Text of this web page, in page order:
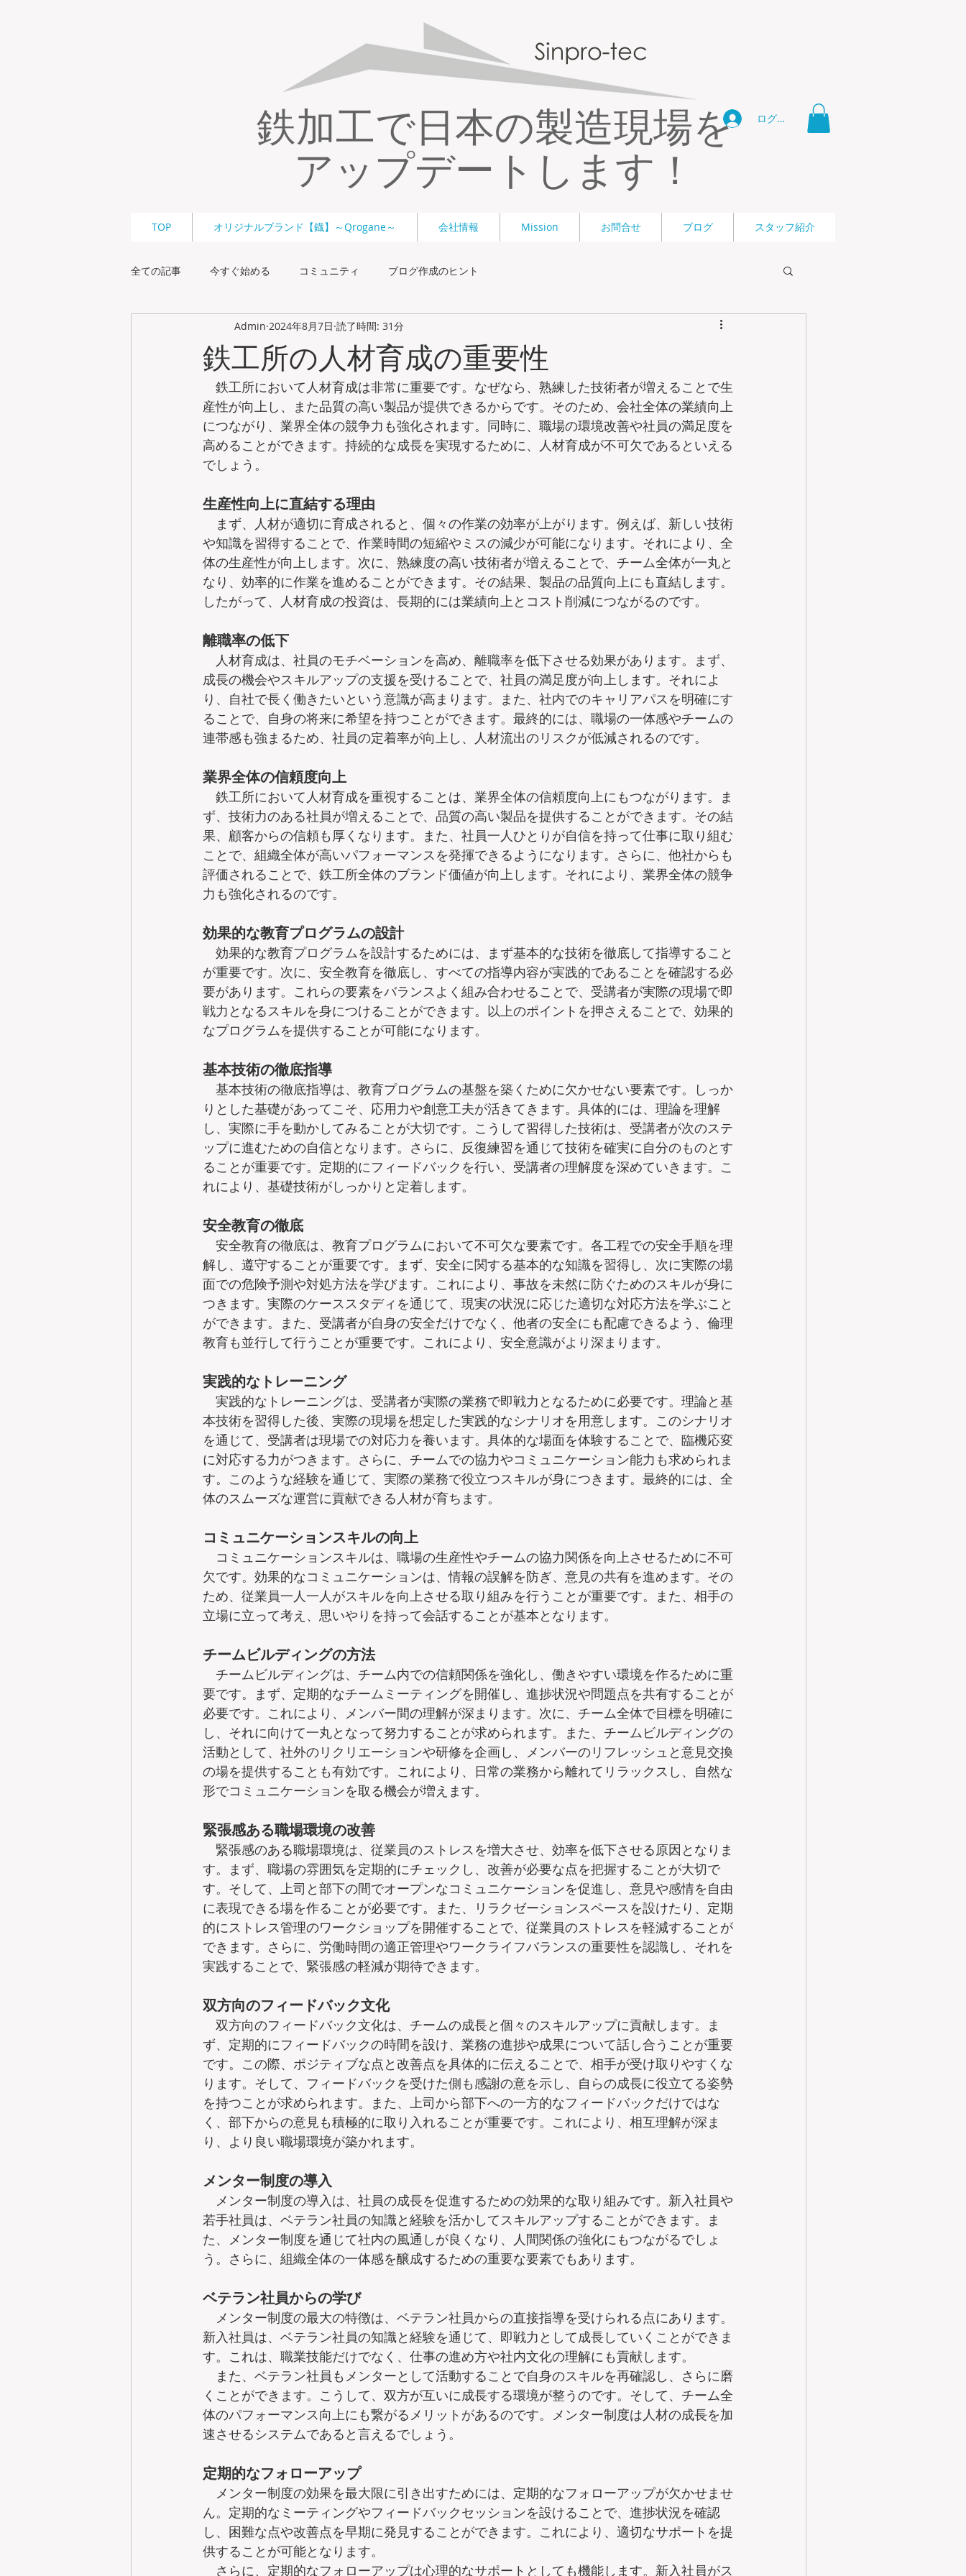
鉄加工で日本の製造現場を
アップデートします！
ログイン
TOP オリジナルブランド【鐡】～Qrogane～ 会社情報 Mission お問合せ ブログ スタッフ紹介
全ての記事 今すぐ始める コミュニティ ブログ作成のヒント
鉄工所の人材育成の重要性
Admin 2024年8月7日 読了時間: 31分
鉄工所において人材育成は非常に重要です。なぜなら、熟練した技術者が増えることで生
産性が向上し、また品質の高い製品が提供できるからです。そのため、会社全体の業績向上
につながり、業界全体の競争力も強化されます。同時に、職場の環境改善や社員の満足度を
高めることができます。持続的な成長を実現するために、人材育成が不可欠であるといえる
でしょう。
生産性向上に直結する理由
まず、人材が適切に育成されると、個々の作業の効率が上がります。例えば、新しい技術
や知識を習得することで、作業時間の短縮やミスの減少が可能になります。それにより、全
体の生産性が向上します。次に、熟練度の高い技術者が増えることで、チーム全体が一丸と
なり、効率的に作業を進めることができます。その結果、製品の品質向上にも直結します。
したがって、人材育成の投資は、長期的には業績向上とコスト削減につながるのです。
離職率の低下
人材育成は、社員のモチベーションを高め、離職率を低下させる効果があります。まず、
成長の機会やスキルアップの支援を受けることで、社員の満足度が向上します。それによ
り、自社で長く働きたいという意識が高まります。また、社内でのキャリアパスを明確にす
ることで、自身の将来に希望を持つことができます。最終的には、職場の一体感やチームの
連帯感も強まるため、社員の定着率が向上し、人材流出のリスクが低減されるのです。
業界全体の信頼度向上
鉄工所において人材育成を重視することは、業界全体の信頼度向上にもつながります。ま
ず、技術力のある社員が増えることで、品質の高い製品を提供することができます。その結
果、顧客からの信頼も厚くなります。また、社員一人ひとりが自信を持って仕事に取り組む
ことで、組織全体が高いパフォーマンスを発揮できるようになります。さらに、他社からも
評価されることで、鉄工所全体のブランド価値が向上します。それにより、業界全体の競争
力も強化されるのです。
効果的な教育プログラムの設計
効果的な教育プログラムを設計するためには、まず基本的な技術を徹底して指導すること
が重要です。次に、安全教育を徹底し、すべての指導内容が実践的であることを確認する必
要があります。これらの要素をバランスよく組み合わせることで、受講者が実際の現場で即
戦力となるスキルを身につけることができます。以上のポイントを押さえることで、効果的
なプログラムを提供することが可能になります。
基本技術の徹底指導
基本技術の徹底指導は、教育プログラムの基盤を築くために欠かせない要素です。しっか
りとした基礎があってこそ、応用力や創意工夫が活きてきます。具体的には、理論を理解
し、実際に手を動かしてみることが大切です。こうして習得した技術は、受講者が次のステ
ップに進むための自信となります。さらに、反復練習を通じて技術を確実に自分のものとす
ることが重要です。定期的にフィードバックを行い、受講者の理解度を深めていきます。こ
れにより、基礎技術がしっかりと定着します。
安全教育の徹底
安全教育の徹底は、教育プログラムにおいて不可欠な要素です。各工程での安全手順を理
解し、遵守することが重要です。まず、安全に関する基本的な知識を習得し、次に実際の場
面での危険予測や対処方法を学びます。これにより、事故を未然に防ぐためのスキルが身に
つきます。実際のケーススタディを通じて、現実の状況に応じた適切な対応方法を学ぶこと
ができます。また、受講者が自身の安全だけでなく、他者の安全にも配慮できるよう、倫理
教育も並行して行うことが重要です。これにより、安全意識がより深まります。
実践的なトレーニング
実践的なトレーニングは、受講者が実際の業務で即戦力となるために必要です。理論と基
本技術を習得した後、実際の現場を想定した実践的なシナリオを用意します。このシナリオ
を通じて、受講者は現場での対応力を養います。具体的な場面を体験することで、臨機応変
に対応する力がつきます。さらに、チームでの協力やコミュニケーション能力も求められま
す。このような経験を通じて、実際の業務で役立つスキルが身につきます。最終的には、全
体のスムーズな運営に貢献できる人材が育ちます。
コミュニケーションスキルの向上
コミュニケーションスキルは、職場の生産性やチームの協力関係を向上させるために不可
欠です。効果的なコミュニケーションは、情報の誤解を防ぎ、意見の共有を進めます。その
ため、従業員一人一人がスキルを向上させる取り組みを行うことが重要です。また、相手の
立場に立って考え、思いやりを持って会話することが基本となります。
チームビルディングの方法
チームビルディングは、チーム内での信頼関係を強化し、働きやすい環境を作るために重
要です。まず、定期的なチームミーティングを開催し、進捗状況や問題点を共有することが
必要です。これにより、メンバー間の理解が深まります。次に、チーム全体で目標を明確に
し、それに向けて一丸となって努力することが求められます。また、チームビルディングの
活動として、社外のリクリエーションや研修を企画し、メンバーのリフレッシュと意見交換
の場を提供することも有効です。これにより、日常の業務から離れてリラックスし、自然な
形でコミュニケーションを取る機会が増えます。
緊張感ある職場環境の改善
緊張感のある職場環境は、従業員のストレスを増大させ、効率を低下させる原因となりま
す。まず、職場の雰囲気を定期的にチェックし、改善が必要な点を把握することが大切で
す。そして、上司と部下の間でオープンなコミュニケーションを促進し、意見や感情を自由
に表現できる場を作ることが必要です。また、リラクゼーションスペースを設けたり、定期
的にストレス管理のワークショップを開催することで、従業員のストレスを軽減することが
できます。さらに、労働時間の適正管理やワークライフバランスの重要性を認識し、それを
実践することで、緊張感の軽減が期待できます。
双方向のフィードバック文化
双方向のフィードバック文化は、チームの成長と個々のスキルアップに貢献します。ま
ず、定期的にフィードバックの時間を設け、業務の進捗や成果について話し合うことが重要
です。この際、ポジティブな点と改善点を具体的に伝えることで、相手が受け取りやすくな
ります。そして、フィードバックを受けた側も感謝の意を示し、自らの成長に役立てる姿勢
を持つことが求められます。また、上司から部下への一方的なフィードバックだけではな
く、部下からの意見も積極的に取り入れることが重要です。これにより、相互理解が深ま
り、より良い職場環境が築かれます。
メンター制度の導入
メンター制度の導入は、社員の成長を促進するための効果的な取り組みです。新入社員や
若手社員は、ベテラン社員の知識と経験を活かしてスキルアップすることができます。ま
た、メンター制度を通じて社内の風通しが良くなり、人間関係の強化にもつながるでしょ
う。さらに、組織全体の一体感を醸成するための重要な要素でもあります。
ベテラン社員からの学び
メンター制度の最大の特徴は、ベテラン社員からの直接指導を受けられる点にあります。
新入社員は、ベテラン社員の知識と経験を通じて、即戦力として成長していくことができま
す。これは、職業技能だけでなく、仕事の進め方や社内文化の理解にも貢献します。
また、ベテラン社員もメンターとして活動することで自身のスキルを再確認し、さらに磨
くことができます。こうして、双方が互いに成長する環境が整うのです。そして、チーム全
体のパフォーマンス向上にも繋がるメリットがあるのです。メンター制度は人材の成長を加
速させるシステムであると言えるでしょう。
定期的なフォローアップ
メンター制度の効果を最大限に引き出すためには、定期的なフォローアップが欠かせませ
ん。定期的なミーティングやフィードバックセッションを設けることで、進捗状況を確認
し、困難な点や改善点を早期に発見することができます。これにより、適切なサポートを提
供することが可能となります。
さらに、定期的なフォローアップは心理的なサポートとしても機能します。新入社員がス